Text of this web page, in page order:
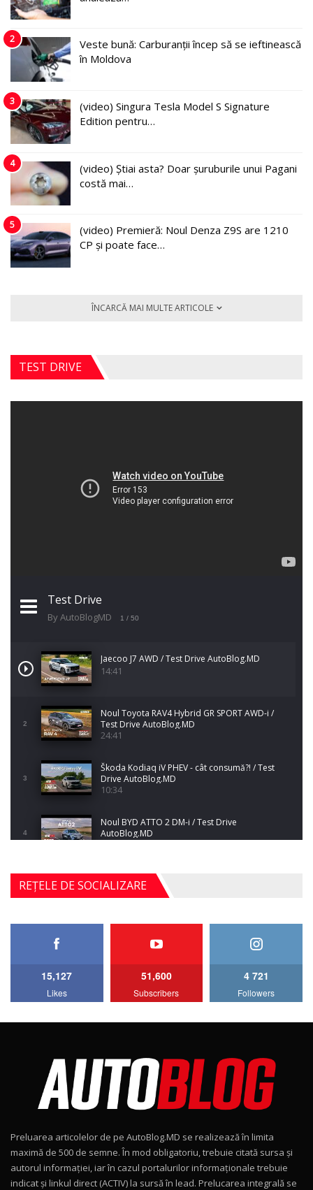
2
Veste bună: Carburanții încep să se ieftinească
în Moldova
3
(video) Singura Tesla Model S Signature
Edition pentru…
4
(video) Știai asta? Doar șuruburile unui Pagani
costă mai…
5
(video) Premieră: Noul Denza Z9S are 1210
CP și poate face…
ÎNCARCĂ MAI MULTE ARTICOLE
TEST DRIVE
Test Drive
By AutoBlogMD 1 / 50
Jaecoo J7 AWD / Test Drive AutoBlog.MD
14:41
2
Noul Toyota RAV4 Hybrid GR SPORT AWD-i /
Test Drive AutoBlog.MD
24:41
3
Škoda Kodiaq iV PHEV - cât consumă?! / Test
Drive AutoBlog.MD
10:34
4
Noul BYD ATTO 2 DM-i / Test Drive
AutoBlog.MD
5
Noul Mercedes-Benz S-Class facelift (S 580
4MATIC V223) / Test Drive AutoBlog.MD
27:33
AutoBlog.MD
15:08
Noul Geely EX2 / Test Drive AutoBlog.MD
15:22
Mercedes-AMG E 53 HYBRID 4MATIC+ / Test
Drive AutoBlog.MD
16:27
REȚELE DE SOCIALIZARE
15,127
Likes
51,600
Subscribers
4 721
Followers
Preluarea articolelor de pe AutoBlog.MD se realizează în limita
maximă de 500 de semne. În mod obligatoriu, trebuie citată sursa și
autorul informației, iar în cazul portalurilor informaționale trebuie
indicat și linkul direct (ACTIV) la sursă în lead. Prelucarea integrală se